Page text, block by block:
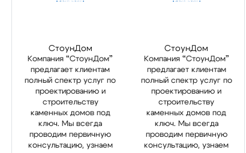
СтоунДом
Компания “СтоунДом”
предлагает клиентам
полный спектр услуг по
проектированию и
строительству
каменных домов под
ключ. Мы всегда
проводим первичную
консультацию, узнаем
СтоунДом
Компания “СтоунДом”
предлагает клиентам
полный спектр услуг по
проектированию и
строительству
каменных домов под
ключ. Мы всегда
проводим первичную
консультацию, узнаем